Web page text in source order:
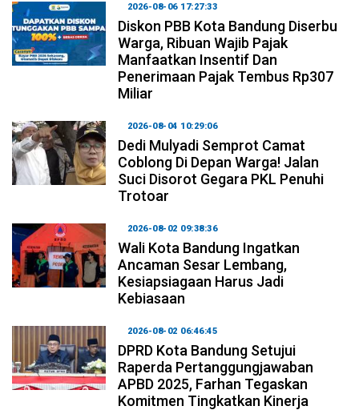
2026-08-06 17:27:33
Diskon PBB Kota Bandung Diserbu
Warga, Ribuan Wajib Pajak
Manfaatkan Insentif Dan
Penerimaan Pajak Tembus Rp307
Miliar
2026-08-04 10:29:06
Dedi Mulyadi Semprot Camat
Coblong Di Depan Warga! Jalan
Suci Disorot Gegara PKL Penuhi
Trotoar
2026-08-02 09:38:36
Wali Kota Bandung Ingatkan
Ancaman Sesar Lembang,
Kesiapsiagaan Harus Jadi
Kebiasaan
2026-08-02 06:46:45
DPRD Kota Bandung Setujui
Raperda Pertanggungjawaban
APBD 2025, Farhan Tegaskan
Komitmen Tingkatkan Kinerja